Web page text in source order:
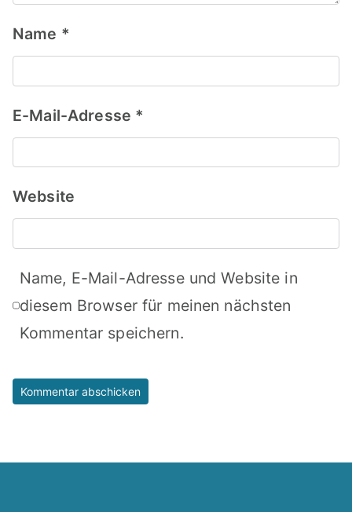
Name *
E-Mail-Adresse *
Website
Name, E-Mail-Adresse und Website in
diesem Browser für meinen nächsten
Kommentar speichern.